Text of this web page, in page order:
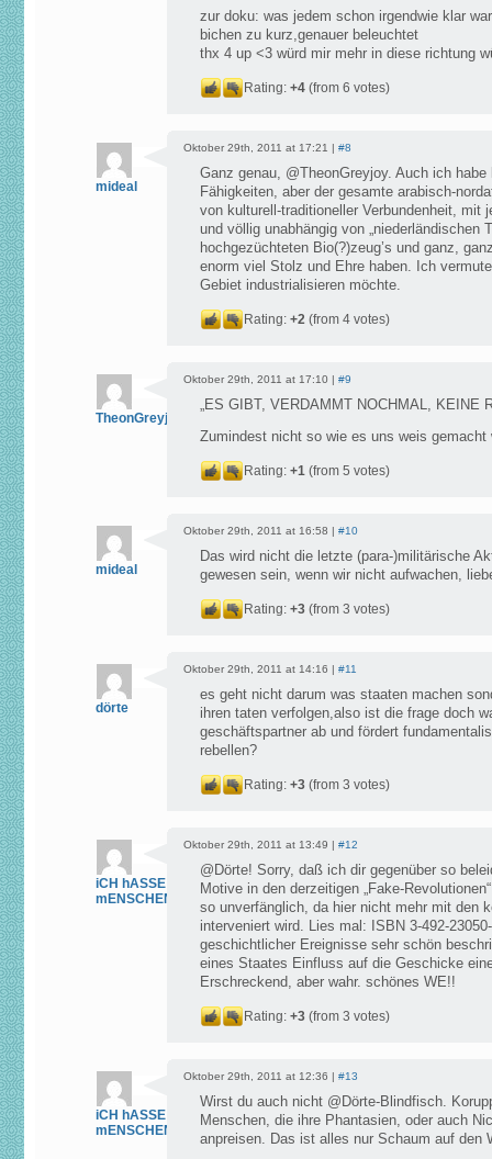
zur doku: was jedem schon irgendwie klar
bichen zu kurz,genauer beleuchtet
thx 4 up <3 würd mir mehr in diese richtung
Rating: +4 (from 6 votes)
mideal
Oktober 29th, 2011 at 17:21 | #8
Ganz genau, @TheonGreyjoy. Auch ich
Fähigkeiten, aber der gesamte arabisch-
von kulturell-traditioneller Verbundenheit, mit
und völlig unabhängig von „niederländischen
hochgezüchteten Bio(?)zeug’s und ganz,
enorm viel Stolz und Ehre haben. Ich
Gebiet industrialisieren möchte.
Rating: +2 (from 4 votes)
TheonGreyjoy
Oktober 29th, 2011 at 17:10 | #9
„ES GIBT, VERDAMMT NOCHMAL, KEINE
Zumindest nicht so wie es uns weis
Rating: +1 (from 5 votes)
mideal
Oktober 29th, 2011 at 16:58 | #10
Das wird nicht die letzte (para-)militärische
gewesen sein, wenn wir nicht aufwachen,
Rating: +3 (from 3 votes)
dörte
Oktober 29th, 2011 at 14:16 | #11
es geht nicht darum was staaten machen
ihren taten verfolgen,also ist die frage doch
geschäftspartner ab und fördert
rebellen?
Rating: +3 (from 3 votes)
iCH hASSE
mENSCHEN
Oktober 29th, 2011 at 13:49 | #12
@Dörte! Sorry, daß ich dir gegenüber so
Motive in den derzeitigen „Fake-
so unverfänglich, da hier nicht mehr mit den
interveniert wird. Lies mal: ISBN 3-492-
geschichtlicher Ereignisse sehr schön
eines Staates Einfluss auf die Geschicke
Erschreckend, aber wahr. schönes WE!!
Rating: +3 (from 3 votes)
iCH hASSE
mENSCHEN
Oktober 29th, 2011 at 12:36 | #13
Wirst du auch nicht @Dörte-Blindfisch.
Menschen, die ihre Phantasien, oder auch
anpreisen. Das ist alles nur Schaum auf den